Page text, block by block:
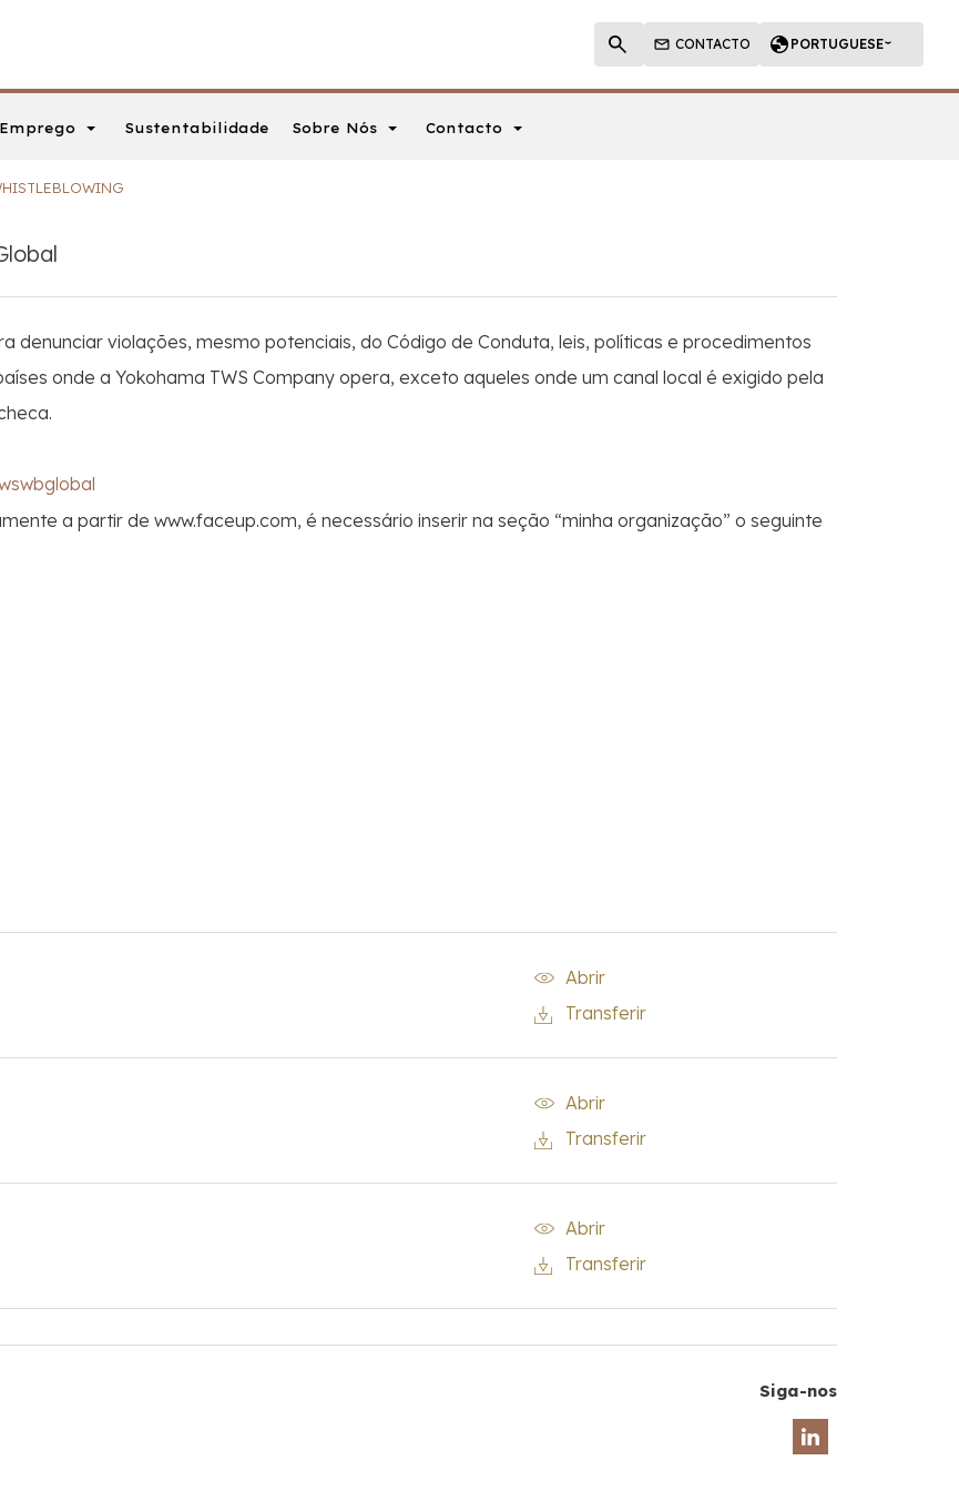
CONTACTO PORTUGUESE
Emprego Sustentabilidade Sobre Nós Contacto
denunciar violações, mesmo potenciais, do Código de Conduta, leis, políticas e procedimentos
onde a Yokohama TWS Company opera, exceto aqueles onde um canal local é exigido pela
a partir de www.faceup.com, é necessário inserir na seção “minha organização” o seguinte
Abrir
Transferir
Abrir
Transferir
Abrir
Transferir
Siga-nos